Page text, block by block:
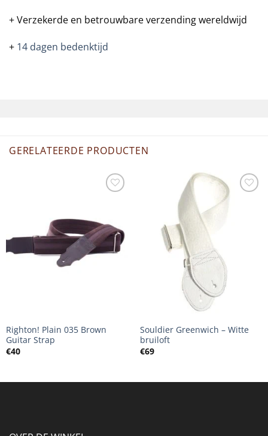
+ Verzekerde en betrouwbare verzending wereldwijd
+ 14 dagen bedenktijd
GERELATEERDE PRODUCTEN
Righton! Plain 035 Brown
Guitar Strap
€40
Souldier Greenwich – Witte
bruiloft
€69